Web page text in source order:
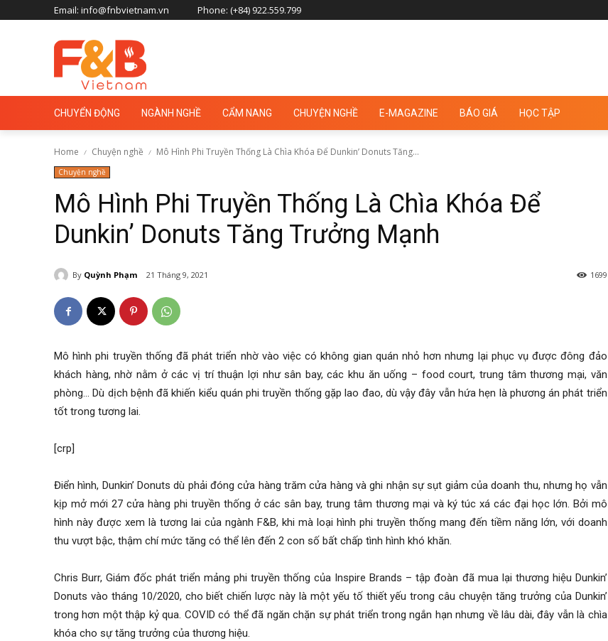
Email: info@fnbvietnam.vn Phone: (+84) 922.559.799
CHUYỂN ĐỘNG NGÀNH NGHỀ CẨM NANG CHUYỆN NGHỀ E-MAGAZINE BÁO GIÁ HỌC TẬP
Home Chuyện nghề Mô Hình Phi Truyền Thống Là Chìa Khóa Để Dunkin’ Donuts Tăng...
Chuyện nghề
Mô Hình Phi Truyền Thống Là Chìa Khóa Để
Dunkin’ Donuts Tăng Trưởng Mạnh
By Quỳnh Phạm 21 Tháng 9, 2021 1699
Mô hình phi truyền thống đã phát triển nhờ vào việc có không gian quán nhỏ hơn nhưng lại phục vụ được đông đảo
khách hàng, nhờ nằm ở các vị trí thuận lợi như sân bay, các khu ăn uống – food court, trung tâm thương mại, văn
phòng… Dù dịch bệnh đã khiến kiểu quán phi truyền thống gặp lao đao, dù vậy đây vẫn hứa hẹn là phương án phát triển
tốt trong tương lai.
[crp]
Điển hình, Dunkin’ Donuts dù phải đóng cửa hàng trăm cửa hàng và ghi nhận sự sụt giảm của doanh thu, nhưng họ vẫn
kịp mở mới 27 cửa hàng phi truyền thống ở các sân bay, trung tâm thương mại và ký túc xá các đại học lớn. Bởi mô
hình này được xem là tương lai của ngành F&B, khi mà loại hình phi truyền thống mang đến tiềm năng lớn, với doanh
thu vượt bậc, thậm chí mức tăng có thể lên đến 2 con số bất chấp tình hình khó khăn.
Chris Burr, Giám đốc phát triển mảng phi truyền thống của Inspire Brands – tập đoàn đã mua lại thương hiệu Dunkin’
Donuts vào tháng 10/2020, cho biết chiến lược này là một yếu tố thiết yếu trong câu chuyện tăng trưởng của Dunkin’
trong hơn một thập kỷ qua. COVID có thể đã ngăn chặn sự phát triển trong ngắn hạn nhưng về lâu dài, đây vẫn là chìa
khóa cho sự tăng trưởng của thương hiệu.